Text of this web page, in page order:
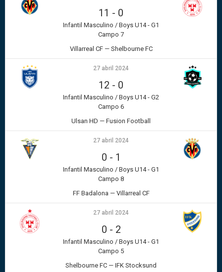
11 - 0
Infantil Masculino / Boys U14 - G1
Campo 7
Villarreal CF — Shelbourne FC
27 abril 2024
12 - 0
Infantil Masculino / Boys U14 - G2
Campo 6
Ulsan HD — Fusion Football
27 abril 2024
0 - 1
Infantil Masculino / Boys U14 - G1
Campo 8
FF Badalona — Villarreal CF
27 abril 2024
0 - 2
Infantil Masculino / Boys U14 - G1
Campo 5
Shelbourne FC — IFK Stocksund